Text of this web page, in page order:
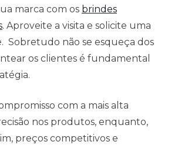
marca com os brindes
. Aproveite a visita e solicite uma
Sobretudo não se esqueça dos
os clientes é fundamental
com a mais alta
nos produtos, enquanto,
preços competitivos e